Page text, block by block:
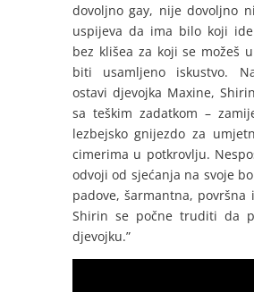
dovoljno gay, nije dovoljno
uspijeva da ima bilo koji
bez klišea za koji se možeš
biti usamljeno iskustvo.
ostavi djevojka Maxine,
sa teškim zadatkom –
lezbejsko gnijezdo za
cimerima u potkrovlju.
odvoji od sjećanja na svoje
padove, šarmantna, površna
Shirin se počne truditi da
djevojku.”